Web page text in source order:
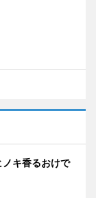
キ香るおけで